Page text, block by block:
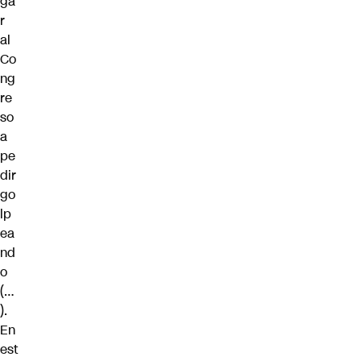
r
al
Co
ng
re
so
a
pe
dir
go
lp
ea
nd
o
(…
).
En
est